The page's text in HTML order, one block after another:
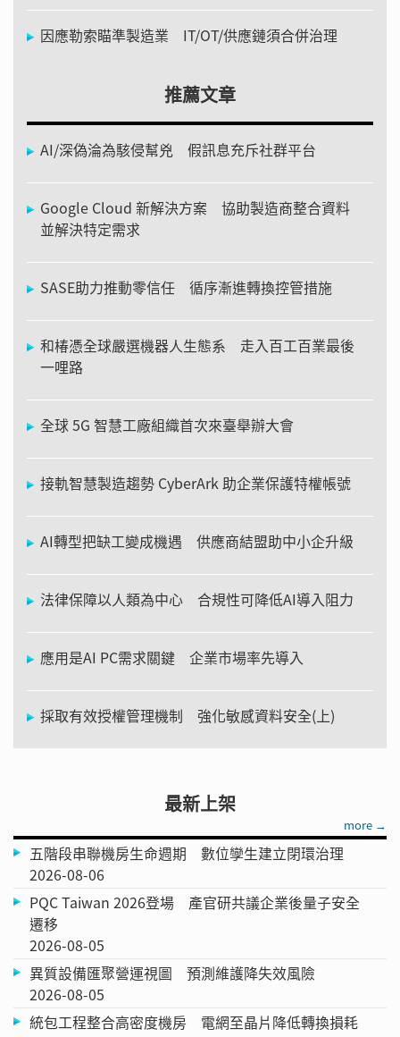
因應勒索瞄準製造業 IT/OT/供應鏈須合併治理
推薦文章
AI/深偽淪為駭侵幫兇 假訊息充斥社群平台
Google Cloud 新解決方案 協助製造商整合資料
並解決特定需求
SASE助力推動零信任 循序漸進轉換控管措施
和椿憑全球嚴選機器人生態系 走入百工百業最後
一哩路
全球 5G 智慧工廠組織首次來臺舉辦大會
接軌智慧製造趨勢 CyberArk 助企業保護特權帳號
AI轉型把缺工變成機遇 供應商結盟助中小企升級
法律保障以人類為中心 合規性可降低AI導入阻力
應用是AI PC需求關鍵 企業市場率先導入
採取有效授權管理機制 強化敏感資料安全(上)
最新上架
more →
五階段串聯機房生命週期 數位孿生建立閉環治理
2026-08-06
PQC Taiwan 2026登場 產官研共議企業後量子安全
遷移
2026-08-05
異質設備匯聚營運視圖 預測維護降失效風險
2026-08-05
統包工程整合高密度機房 電網至晶片降低轉換損耗